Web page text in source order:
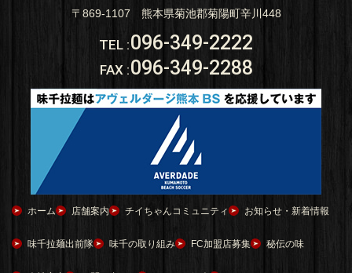
〒869-1107 熊本県菊池郡菊陽町辛川448
TEL :096-349-2222
FAX :096-349-2288
ホーム 店舗案内 チイちゃんコミュニティ お知らせ・新着情報
味千拉麺出前隊 味千の取り組み FC加盟店募集 秘伝の味